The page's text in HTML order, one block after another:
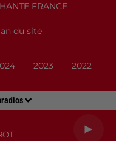
FRANCE
du site
2023 2022